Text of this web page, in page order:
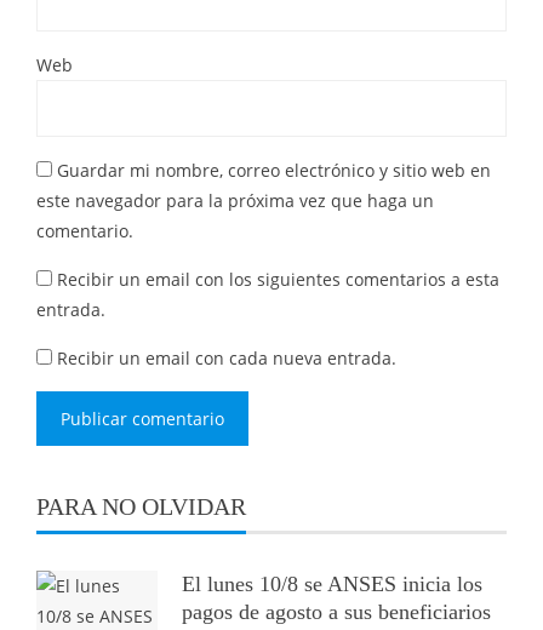
Web
Guardar mi nombre, correo electrónico y sitio web en
este navegador para la próxima vez que haga un
comentario.
Recibir un email con los siguientes comentarios a esta
entrada.
Recibir un email con cada nueva entrada.
PARA NO OLVIDAR
El lunes 10/8 se ANSES inicia los
pagos de agosto a sus beneficiarios